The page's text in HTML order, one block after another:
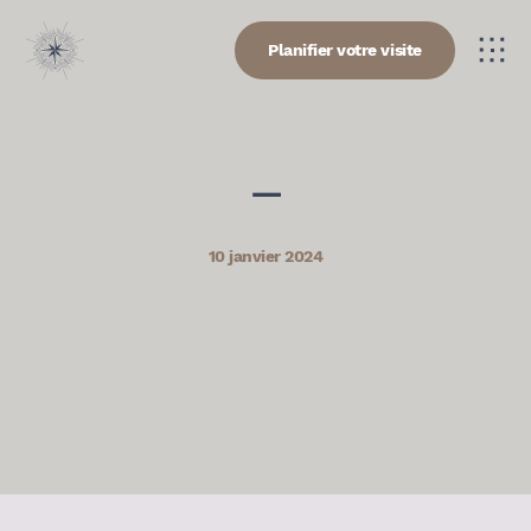
Planifier votre visite
—
10 janvier 2024